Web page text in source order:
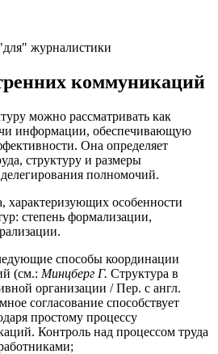
журналистики
коммуникаций
можно рассматривать как
информации, обеспечивающую
Она определяет
структуру и размеры
полномочий.
характеризующих особенности
степень формализации,
способы координации
(см.: Минцберг Г. Структура в
организации / Пер. с англ.
согласование способствует
простому процессу
Контроль над процессом труда